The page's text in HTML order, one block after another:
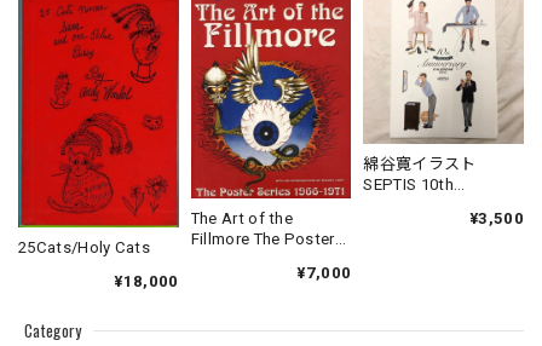
Category
25Cats/Holy Cats
¥18,000
The Art of the
Fillmore The Poster
¥7,000
綿谷寛イラスト
SEPTIS 10th
¥3,500